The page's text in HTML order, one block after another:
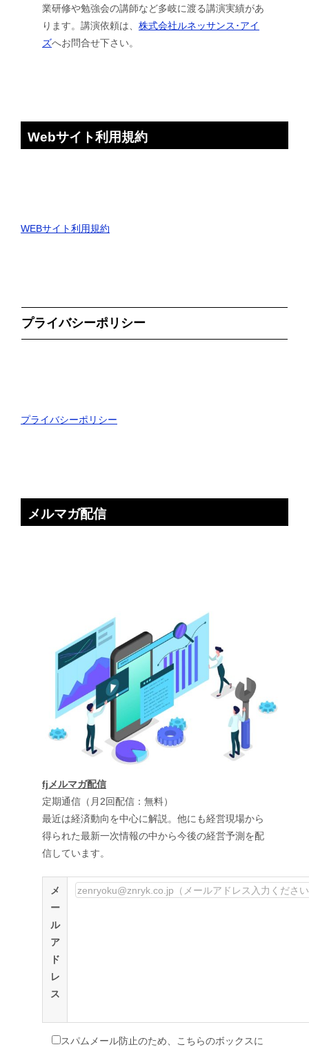
業研修や勉強会の講師など多岐に渡る講演実績があ
ります。講演依頼は、株式会社ルネッサンス･アイ
ズへお問合せ下さい。
Webサイト利用規約
WEBサイト利用規約
プライバシーポリシー
プライバシーポリシー
メルマガ配信
fjメルマガ配信
定期通信（月2回配信：無料）
最近は経済動向を中心に解説。他にも経営現場から
得られた最新一次情報の中から今後の経営予測を配
信しています。
メ
ー
ル
ア
ド
レ
ス
スパムメール防止のため、こちらのボックスに